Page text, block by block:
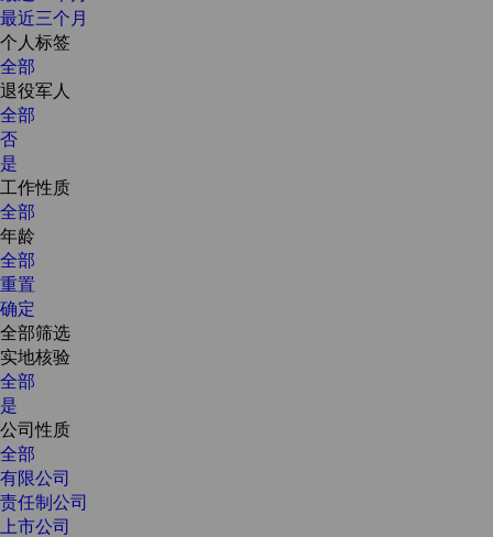
最近三个月
个人标签
全部
退役军人
全部
否
是
工作性质
全部
年龄
全部
重置
确定
全部筛选
实地核验
全部
是
公司性质
全部
有限公司
责任制公司
上市公司